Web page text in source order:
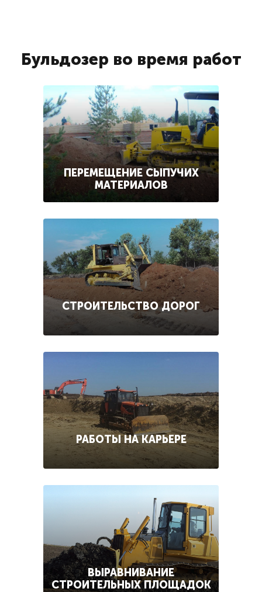
Бульдозер во время работ
ПЕРЕМЕЩЕНИЕ СЫПУЧИХ
МАТЕРИАЛОВ
СТРОИТЕЛЬСТВО ДОРОГ
РАБОТЫ НА КАРЬЕРЕ
ВЫРАВНИВАНИЕ
СТРОИТЕЛЬНЫХ ПЛОЩАДОК